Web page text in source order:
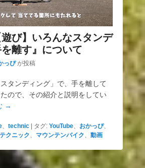
び】いろんなスタンデ
離す』について
っぴ が投稿
タンディング」で、手を離して
ので、その紹介と説明をしてい
→
、 technic タグ: YouTube、 おかっぴ、
テクニック、 マウンテンバイク、 動画